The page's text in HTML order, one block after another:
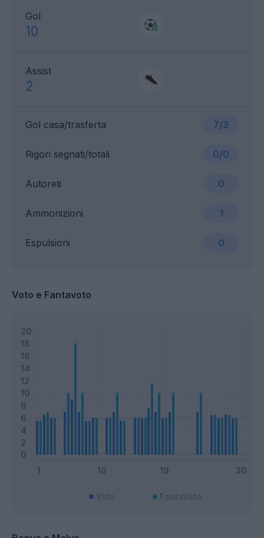
Gol
10
Assist
2
Gol casa/trasferta 7/3
Ammonizioni 1
Rigori segnati/totali 0/0
Espulsioni 0
Autoreti 0
Voto e Fantavoto